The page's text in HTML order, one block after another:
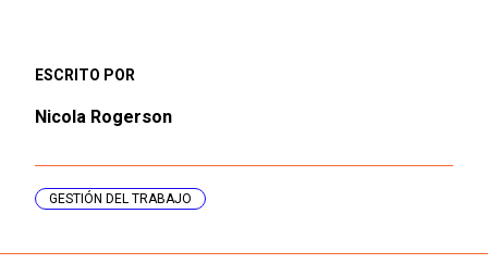
ESCRITO POR
Nicola Rogerson
GESTIÓN DEL TRABAJO